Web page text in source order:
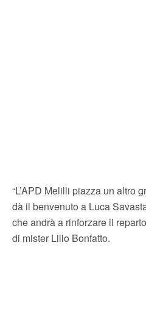
“L’APD Melilli piazza un altro
dà il benvenuto a Luca
che andrà a rinforzare il
di mister Lillo Bonfatto.